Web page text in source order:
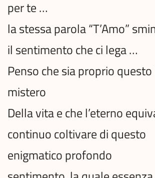
per te …
la stessa parola “T’Amo”
il sentimento che ci lega …
Penso che sia proprio
mistero
Della vita e che l’eterno
continuo coltivare di questo
enigmatico profondo